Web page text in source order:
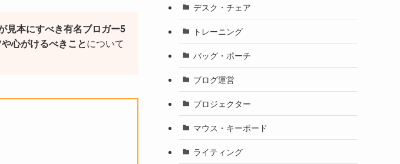
見本にすべき有名ブロガー5
心がけるべきことについて
デスク・チェア
トレーニング
バッグ・ポーチ
ブログ運営
プロジェクター
マウス・キーボード
ライティング